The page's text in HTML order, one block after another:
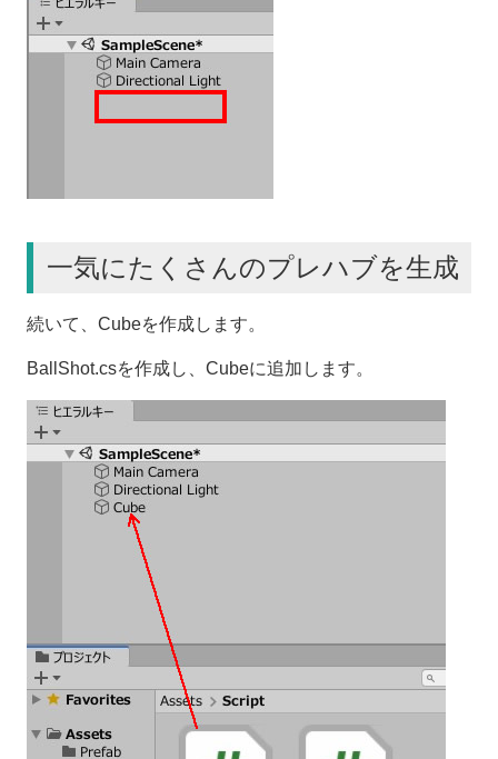
一気にたくさんのプレハブを生成
続いて、Cubeを作成します。
BallShot.csを作成し、Cubeに追加します。